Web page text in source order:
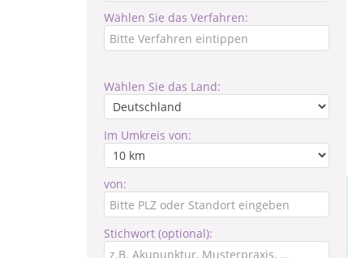
Wählen Sie das Verfahren:
Wählen Sie das Land:
Im Umkreis von:
von:
Stichwort (optional):